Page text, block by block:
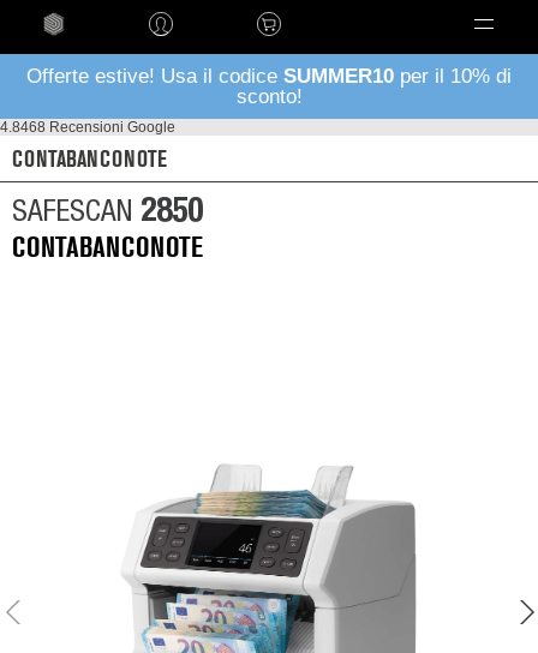
Offerte estive! Usa il codice SUMMER10 per il 10% di
sconto!
4.8468 Recensioni Google
CONTABANCONOTE
SAFESCAN 2850
CONTABANCONOTE